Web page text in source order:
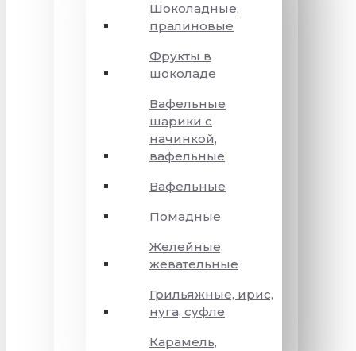
Шоколадные,
пралиновые
Фрукты в
шоколаде
Вафельные
шарики с
начинкой,
вафельные
Вафельные
Помадные
Желейные,
жевательные
Грильяжные, ирис,
нуга, суфле
Карамель,